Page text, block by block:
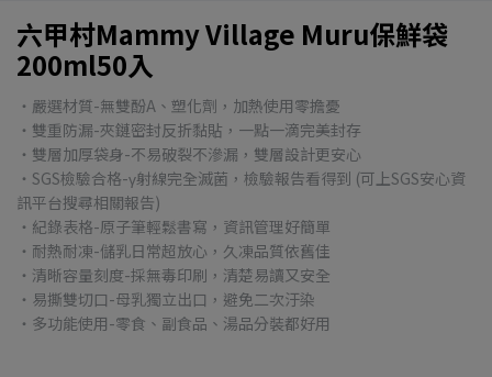
六甲村Mammy Village Muru保鮮袋
200ml50入
・嚴選材質-無雙酚A、塑化劑，加熱使用零擔憂
・雙重防漏-夾鏈密封反折黏貼，一點一滴完美封存
・雙層加厚袋身-不易破裂不滲漏，雙層設計更安心
・SGS檢驗合格-γ射線完全滅菌，檢驗報告看得到 (可上SGS安心資
訊平台搜尋相關報告)
・紀錄表格-原子筆輕鬆書寫，資訊管理好簡單
・耐熱耐凍-儲乳日常超放心，久凍品質依舊佳
・清晰容量刻度-採無毒印刷，清楚易讀又安全
・易撕雙切口-母乳獨立出口，避免二次汙染
・多功能使用-零食、副食品、湯品分裝都好用